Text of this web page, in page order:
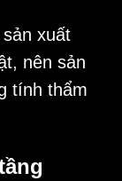
xuất
nên sản
tính thẩm